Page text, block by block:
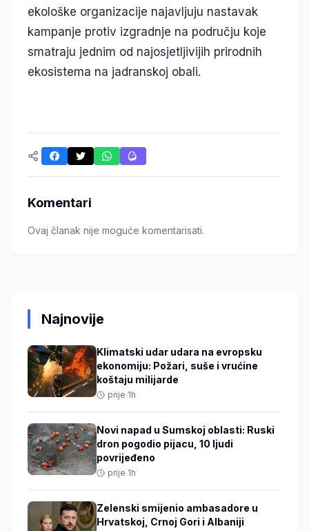
ekološke organizacije najavljuju nastavak
kampanje protiv izgradnje na području koje
smatraju jednim od najosjetljivijih prirodnih
ekosistema na jadranskoj obali.
Komentari
Ovaj članak nije moguće komentarisati.
Najnovije
Klimatski udar udara na evropsku
ekonomiju: Požari, suše i vrućine
koštaju milijarde
prije 1h
Novi napad u Sumskoj oblasti: Ruski
dron pogodio pijacu, 10 ljudi
povrijeđeno
prije 1h
Zelenski smijenio ambasadore u
Hrvatskoj, Crnoj Gori i Albaniji